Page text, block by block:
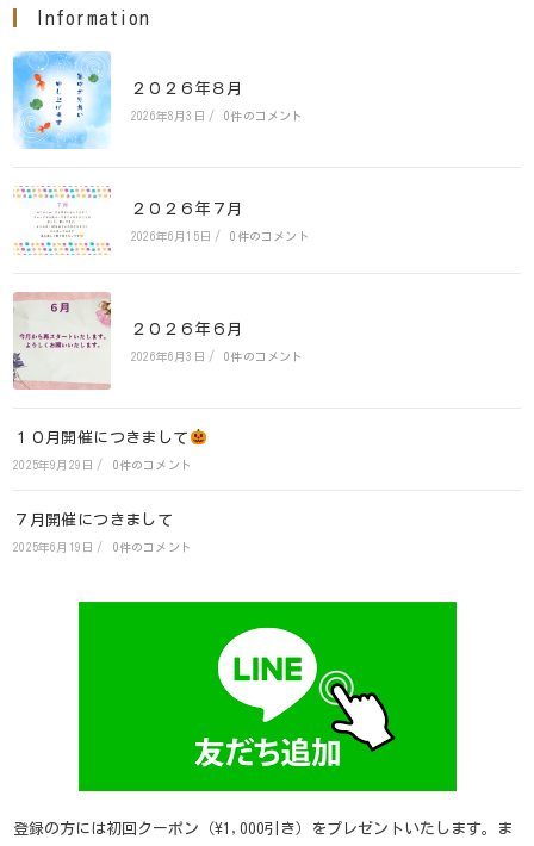
Information
２０２６年８月
2026年8月3日 / 0件のコメント
２０２６年７月
2026年6月15日 / 0件のコメント
２０２６年６月
2026年6月3日 / 0件のコメント
１０月開催につきまして
2025年9月29日 / 0件のコメント
７月開催につきまして
2025年6月19日 / 0件のコメント
登録の方には初回クーポン（\1,000引き）をプレゼントいたします。ま